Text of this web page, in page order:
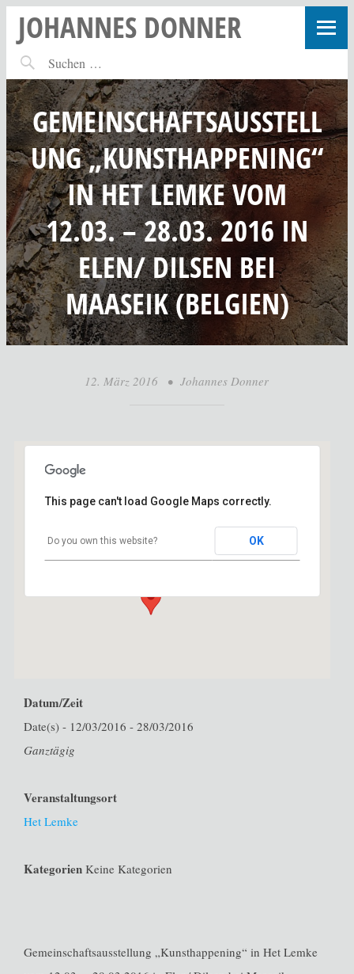
JOHANNES DONNER
GEMEINSCHAFTSAUSSTELL
UNG „KUNSTHAPPENING“
IN HET LEMKE VOM
12.03. – 28.03. 2016 IN
ELEN/ DILSEN BEI
MAASEIK (BELGIEN)
12. März 2016 • Johannes Donner
Het Lemke
Bergerkampstraat 18 a - Dilsen- Stockem
Veranstaltungen
This page can't load Google Maps correctly.
Do you own this website? OK
Datum/Zeit
Date(s) - 12/03/2016 - 28/03/2016
Ganztägig
Veranstaltungsort
Het Lemke
KategorienKeine Kategorien
Gemeinschaftsausstellung „Kunsthappening“ in Het Lemke